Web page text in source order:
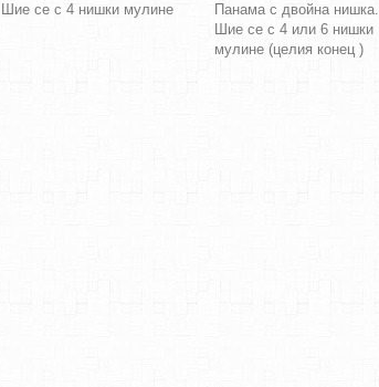
Шие се с 4 нишки мулине
Панама с двойна нишка.
Шие се с 4 или 6 нишки
мулине (целия конец )